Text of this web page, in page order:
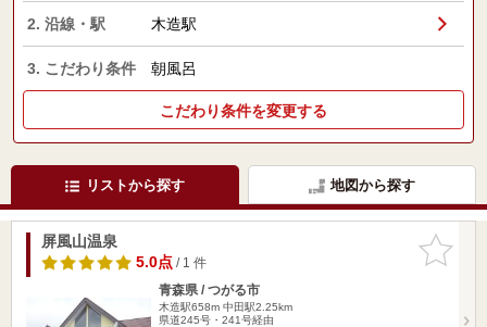
2. 沿線・駅 木造駅
3. こだわり条件 朝風呂
こだわり条件を変更する
リストから探す 地図から探す
お気に入
りに追加
屏風山温泉
5.0点/ 1 件
青森県 / つがる市
木造駅658m 中田駅2.25km
県道245号・241号経由